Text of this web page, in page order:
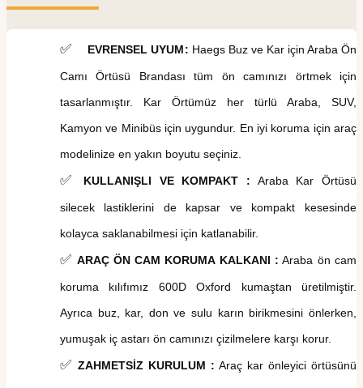
✅ EVRENSEL UYUM: HaegsBuz ve Kar için Araba Ön
Camı Örtüsü Brandası tüm ön camınızı örtmek için
tasarlanmıştır. Kar Örtümüz her türlü Araba, SUV,
Kamyon ve Minibüs için uygundur. En iyi koruma için araç
modelinize en yakın boyutu seçiniz.
✅ KULLANIŞLI VE KOMPAKT : Araba Kar Örtüsü
silecek lastiklerini de kapsar ve kompakt kesesinde
kolayca saklanabilmesi için katlanabilir.
✅ ARAÇ ÖN CAM KORUMA KALKANI : Araba ön cam
koruma kılıfımız 600D Oxford kumaştan üretilmiştir.
Ayrıca buz, kar, don ve sulu karın birikmesini önlerken,
yumuşak iç astarı ön camınızı çizilmelere karşı korur.
✅ ZAHMETSİZ KURULUM : Araç kar önleyici örtüsünü